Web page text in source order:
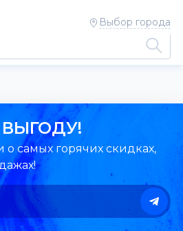
Выбор города
самых горячих скидках,